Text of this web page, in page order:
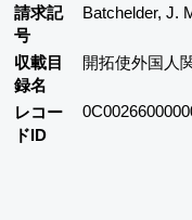
請求記
号
Batchelder, J.
収載目
録名
開拓使外国人
レコー
ドID